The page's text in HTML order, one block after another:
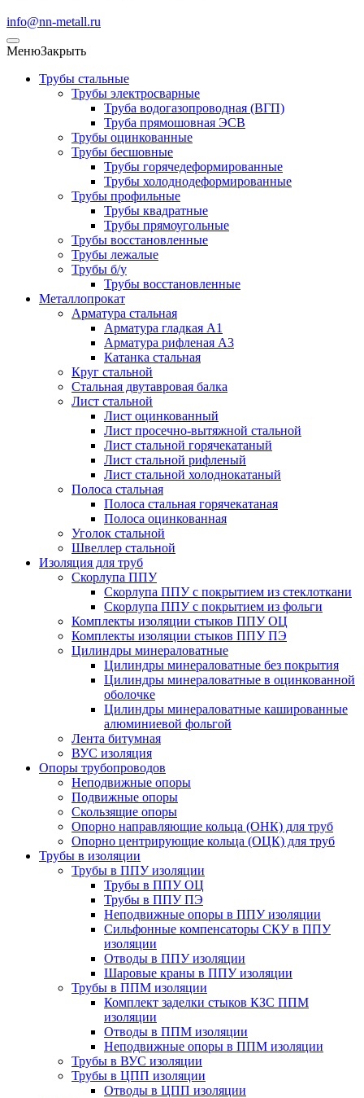
info@nn-metall.ru
МенюЗакрыть
Трубы стальные
Трубы электросварные
Труба водогазопроводная (ВГП)
Труба прямошовная ЭСВ
Трубы оцинкованные
Трубы бесшовные
Трубы горячедеформированные
Трубы холоднодеформированные
Трубы профильные
Трубы квадратные
Трубы прямоугольные
Трубы восстановленные
Трубы лежалые
Трубы б/у
Трубы восстановленные
Металлопрокат
Арматура стальная
Арматура гладкая А1
Арматура рифленая А3
Катанка стальная
Круг стальной
Стальная двутавровая балка
Лист стальной
Лист оцинкованный
Лист просечно-вытяжной стальной
Лист стальной горячекатаный
Лист стальной рифленый
Лист стальной холоднокатаный
Полоса стальная
Полоса стальная горячекатаная
Полоса оцинкованная
Уголок стальной
Швеллер стальной
Изоляция для труб
Скорлупа ППУ
Скорлупа ППУ с покрытием из стеклоткани
Скорлупа ППУ с покрытием из фольги
Комплекты изоляции стыков ППУ ОЦ
Комплекты изоляции стыков ППУ ПЭ
Цилиндры минераловатные
Цилиндры минераловатные без покрытия
Цилиндры минераловатные в оцинкованной
оболочке
Цилиндры минераловатные кашированные
алюминиевой фольгой
Лента битумная
ВУС изоляция
Опоры трубопроводов
Неподвижные опоры
Подвижные опоры
Скользящие опоры
Опорно направляющие кольца (ОНК) для труб
Опорно центрирующие кольца (ОЦК) для труб
Трубы в изоляции
Трубы в ППУ изоляции
Трубы в ППУ ОЦ
Трубы в ППУ ПЭ
Неподвижные опоры в ППУ изоляции
Сильфонные компенсаторы СКУ в ППУ
изоляции
Отводы в ППУ изоляции
Шаровые краны в ППУ изоляции
Трубы в ППМ изоляции
Комплект заделки стыков КЗС ППМ
изоляции
Отводы в ППМ изоляции
Неподвижные опоры в ППМ изоляции
Трубы в ВУС изоляции
Трубы в ЦПП изоляции
Отводы в ЦПП изоляции